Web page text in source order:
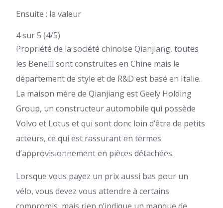
Ensuite : la valeur
4 sur 5 (4/5)
Propriété de la société chinoise Qianjiang, toutes
les Benelli sont construites en Chine mais le
département de style et de R&D est basé en Italie.
La maison mère de Qianjiang est Geely Holding
Group, un constructeur automobile qui possède
Volvo et Lotus et qui sont donc loin d’être de petits
acteurs, ce qui est rassurant en termes
d’approvisionnement en pièces détachées.
Lorsque vous payez un prix aussi bas pour un
vélo, vous devez vous attendre à certains